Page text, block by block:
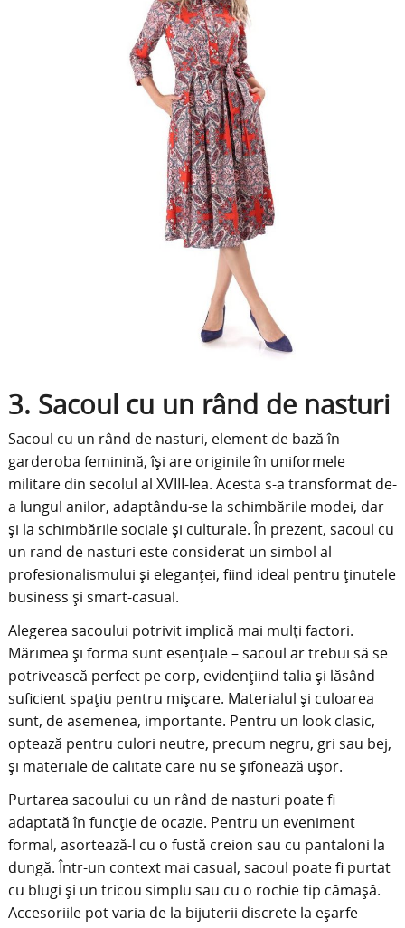
3. Sacoul cu un rând de nasturi
Sacoul cu un rând de nasturi, element de bază în
garderoba feminină, își are originile în uniformele
militare din secolul al XVIII-lea. Acesta s-a transformat de-
a lungul anilor, adaptându-se la schimbările modei, dar
și la schimbările sociale și culturale. În prezent, sacoul cu
un rand de nasturi este considerat un simbol al
profesionalismului și eleganței, fiind ideal pentru ținutele
business și smart-casual.
Alegerea sacoului potrivit implică mai mulți factori.
Mărimea și forma sunt esențiale – sacoul ar trebui să se
potrivească perfect pe corp, evidențiind talia și lăsând
suficient spațiu pentru mișcare. Materialul și culoarea
sunt, de asemenea, importante. Pentru un look clasic,
optează pentru culori neutre, precum negru, gri sau bej,
și materiale de calitate care nu se șifonează ușor.
Purtarea sacoului cu un rând de nasturi poate fi
adaptată în funcție de ocazie. Pentru un eveniment
formal, asortează-l cu o fustă creion sau cu pantaloni la
dungă. Într-un context mai casual, sacoul poate fi purtat
cu blugi și un tricou simplu sau cu o rochie tip cămașă.
Accesoriile pot varia de la bijuterii discrete la eșarfe